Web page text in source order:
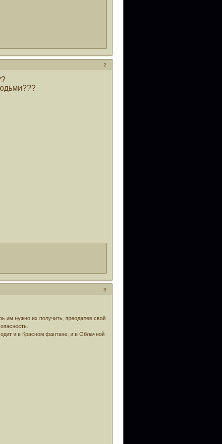
2
3
им нужно их получить, преодалев свой
и в Красном фантане, и в Облачной